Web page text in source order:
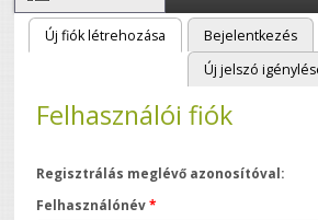
Elsődleges fülek
Új fiók létrehozása (aktív fül)Bejelentkezés
Új jelszó
Felhasználói fiók
Regisztrálás meglévő azonosítóval:
Felhasználónév*